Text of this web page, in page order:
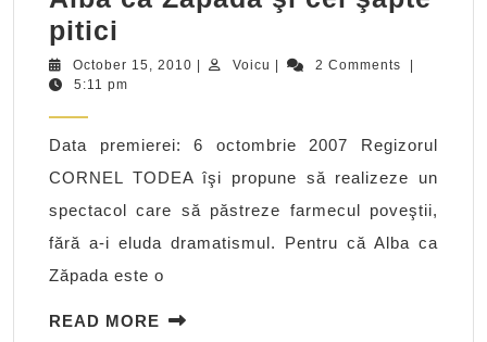
pitici
ca
Zăpada
cei
şapte
pitici
October 15, 2010 OctoberVoicu Voicu 2 Comments
5:11 pm
Data premierei: 6 octombrie 2007 Regizorul
CORNEL TODEA îşi propune să realizeze un
spectacol care să păstreze farmecul poveştii,
fără a-i eluda dramatismul. Pentru că Alba ca
Zăpada este o
READ MORE READ